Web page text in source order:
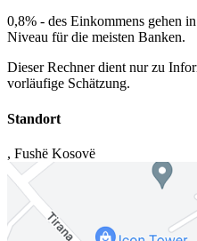
0,8% - des Einkommens gehen
Niveau für die meisten Banken.
Dieser Rechner dient nur zu
vorläufige Schätzung.
Standort
, Fushë Kosovë